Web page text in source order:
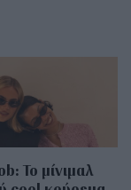
Το μίνιμαλ